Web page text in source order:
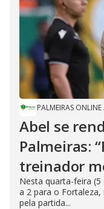
PALMEIRAS ONLINE
Abel se
Palmeiras:
treinador
Nesta quarta-feira
a 2 para o Fortaleza,
pela partida...